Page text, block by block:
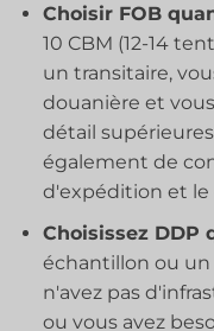
Choisir FOB
10 CBM (12-14
un transitaire,
douanière et
détail
également de
d'expédition et le
Choisissez DDP
échantillon ou un
n'avez pas
ou vous avez